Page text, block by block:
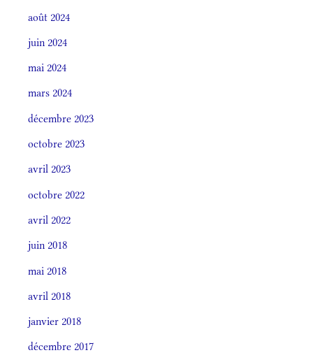
août 2024
juin 2024
mai 2024
mars 2024
décembre 2023
octobre 2023
avril 2023
octobre 2022
avril 2022
juin 2018
mai 2018
avril 2018
janvier 2018
décembre 2017